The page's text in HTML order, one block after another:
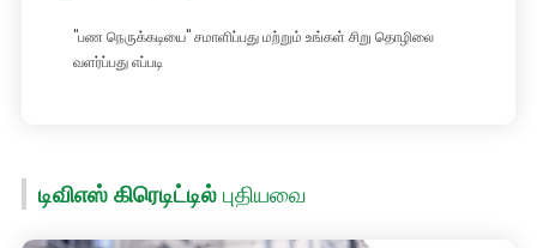
"பண நெருக்கடியை" சமாளிப்பது மற்றும் உங்கள் சிறு தொழிலை
வளர்ப்பது எப்படி
டிவிஎஸ் கிரெடிட்டில் புதியவை